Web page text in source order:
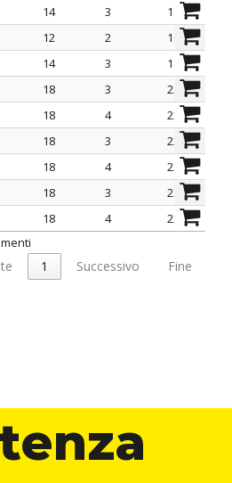
14 3 18
12 2 16
14 3 18
18 3 22
18 4 22
18 3 22
18 4 22
18 3 22
18 4 22
1 Successivo Fine